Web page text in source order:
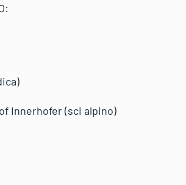
Innerhofer (sci alpino)